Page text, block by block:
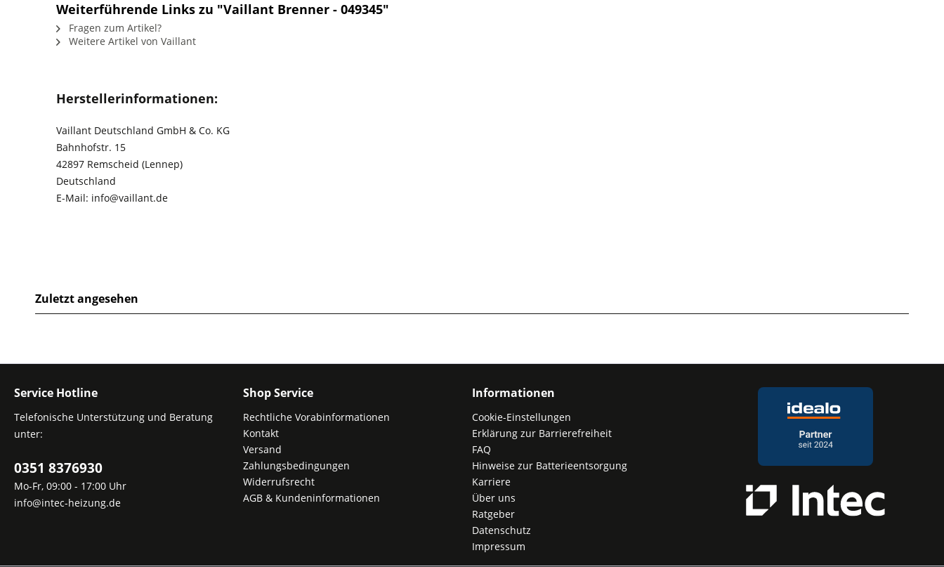
Weiterführende Links zu "Vaillant Brenner - 049345"
Fragen zum Artikel?
Weitere Artikel von Vaillant
Herstellerinformationen:
Vaillant Deutschland GmbH & Co. KG
Bahnhofstr. 15
42897 Remscheid (Lennep)
Deutschland
E-Mail: info@vaillant.de
Zuletzt angesehen
Service Hotline
Telefonische Unterstützung und Beratung
unter:
0351 8376930
Mo-Fr, 09:00 - 17:00 Uhr
info@intec-heizung.de
Shop Service
Rechtliche Vorabinformationen
Kontakt
Versand
Zahlungsbedingungen
Widerrufsrecht
AGB & Kundeninformationen
Informationen
Cookie-Einstellungen
Erklärung zur Barrierefreiheit
FAQ
Hinweise zur Batterieentsorgung
Karriere
Über uns
Ratgeber
Datenschutz
Impressum